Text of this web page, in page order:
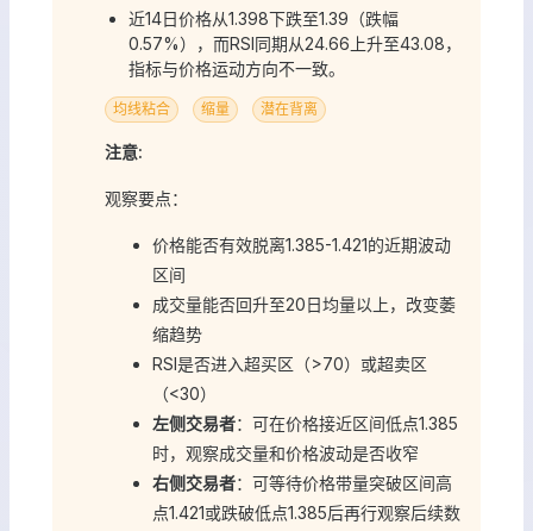
近14日价格从1.398下跌至1.39（跌幅
0.57%），而RSI同期从24.66上升至43.08，
指标与价格运动方向不一致。
均线粘合 缩量 潜在背离
注意:
观察要点：
价格能否有效脱离1.385-1.421的近期波动
区间
成交量能否回升至20日均量以上，改变萎
缩趋势
RSI是否进入超买区（>70）或超卖区
（<30）
左侧交易者：可在价格接近区间低点1.385
时，观察成交量和价格波动是否收窄
右侧交易者：可等待价格带量突破区间高
点1.421或跌破低点1.385后再行观察后续数